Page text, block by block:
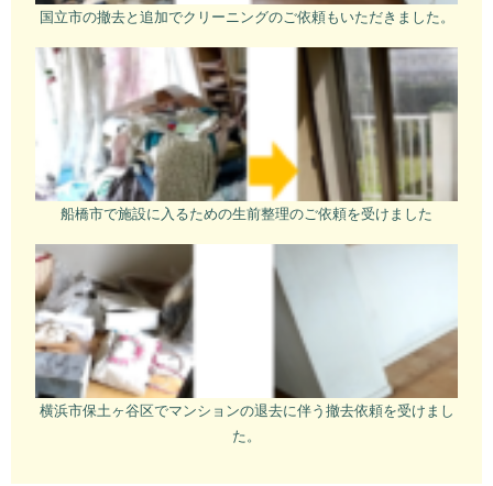
国立市の撤去と追加でクリーニングのご依頼もいただきました。
船橋市で施設に入るための生前整理のご依頼を受けました
横浜市保土ヶ谷区でマンションの退去に伴う撤去依頼を受けまし
た。